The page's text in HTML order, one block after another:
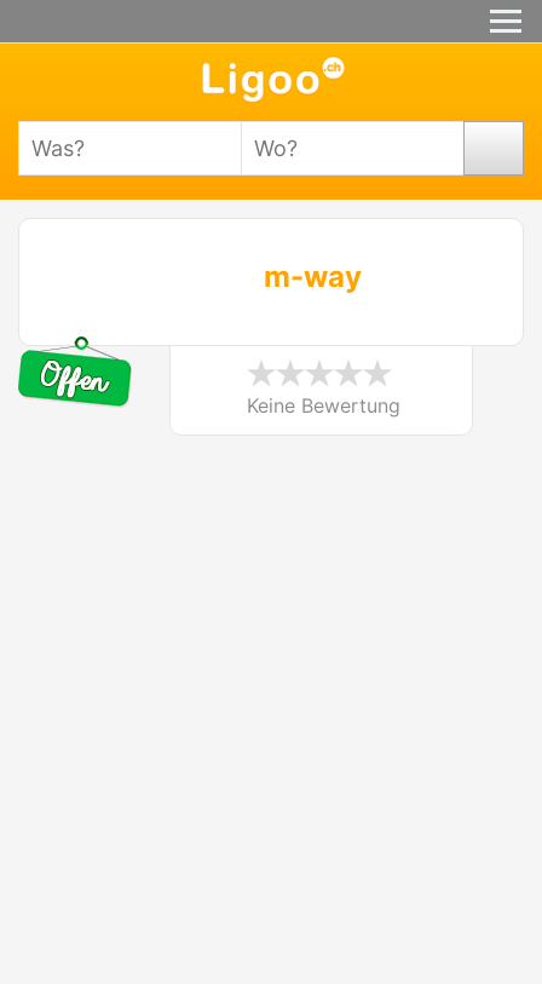
m-way
Keine Bewertung